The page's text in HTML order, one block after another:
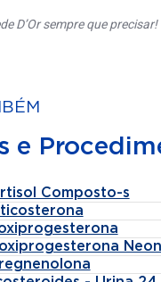
D’Or sempre que precisar!
e
Composto-s